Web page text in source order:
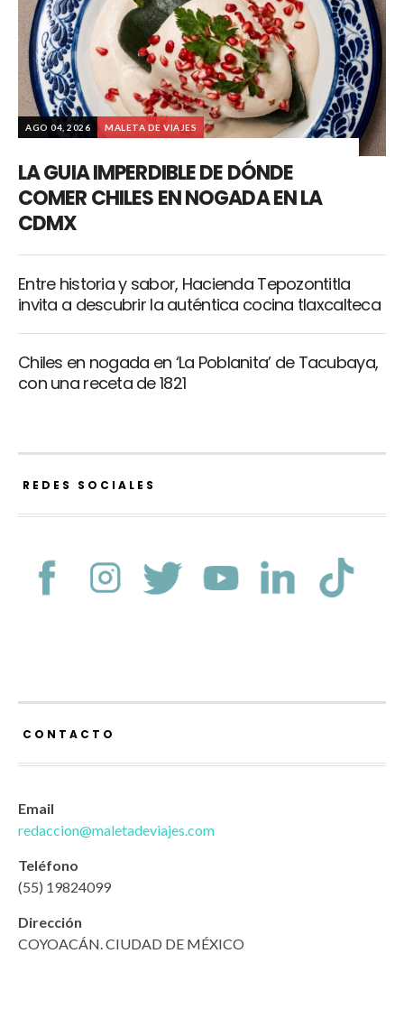
AGO 04, 2026 MALETA DE VIAJES
LA GUIA IMPERDIBLE DE DÓNDE
COMER CHILES EN NOGADA EN LA
CDMX
Entre historia y sabor, Hacienda Tepozontitla
invita a descubrir la auténtica cocina tlaxcalteca
Chiles en nogada en ‘La Poblanita’ de Tacubaya,
con una receta de 1821
REDES SOCIALES
CONTACTO
Email
redaccion@maletadeviajes.com
Teléfono
(55) 19824099
Dirección
COYOACÁN. CIUDAD DE MÉXICO